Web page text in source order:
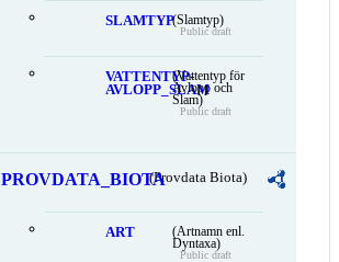
SLAMTYP(Slamtyp)
Public draft
VATTENTYP-
AVLOPP_SLAM
(Vattentyp för
Avlopp och
Slam)
Public draft
PROVDATA_BIOTA(Provdata Biota)
ART
(Artnamn enl.
Dyntaxa)
Public draft